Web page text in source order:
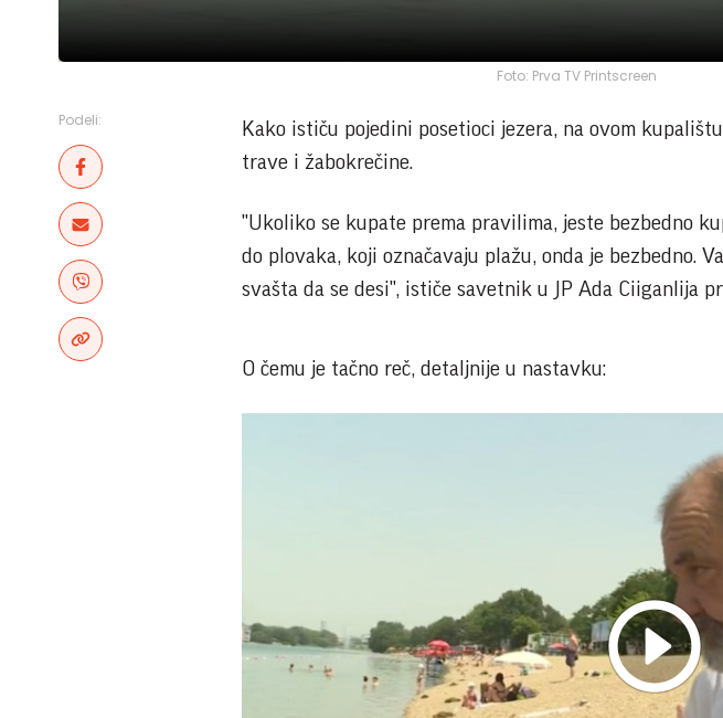
Foto: Prva TV Printscreen
Podeli:
Kako ističu pojedini posetioci jezera, na ovom
trave i žabokrečine.
"Ukoliko se kupate prema pravilima, jeste bezbedno
do plovaka, koji označavaju plažu, onda je bezbedno.
svašta da se desi", ističe savetnik u JP Ada Ciiganlija
O čemu je tačno reč, detaljnije u nastavku: